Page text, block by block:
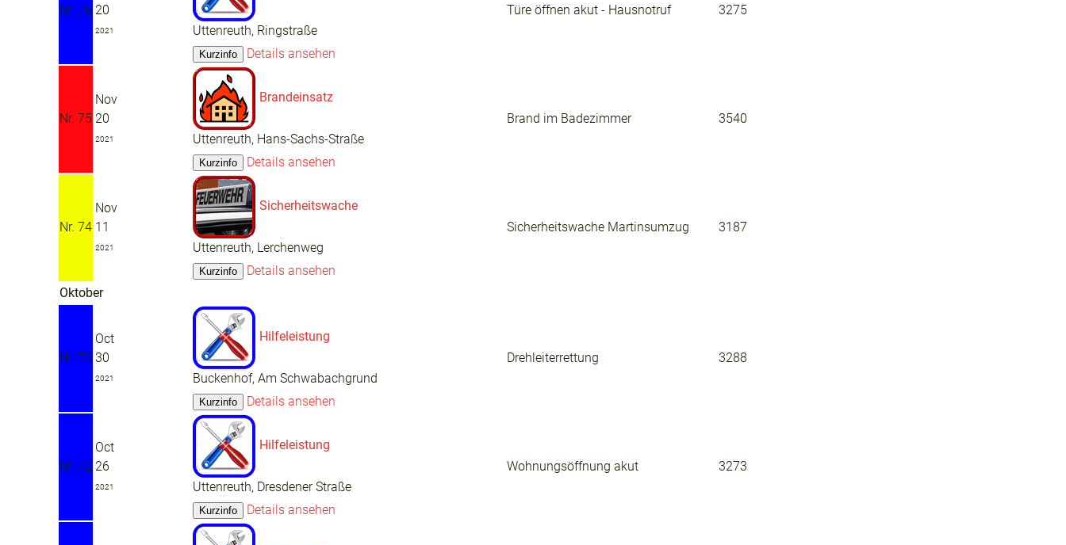
Nr. 76 20
2021
Uttenreuth, Ringstraße
Details ansehen
Türe öffnen akut - Hausnotruf 3275
Nr. 75
Nov
20
2021
Brandeinsatz
Uttenreuth, Hans-Sachs-Straße
Details ansehen
Brand im Badezimmer 3540
Nr. 74
Nov
11
2021
Sicherheitswache
Uttenreuth, Lerchenweg
Details ansehen
Sicherheitswache Martinsumzug 3187
Oktober
Nr. 73
Oct
30
2021
Hilfeleistung
Buckenhof, Am Schwabachgrund
Details ansehen
Drehleiterrettung 3288
Nr. 72
Oct
26
2021
Hilfeleistung
Uttenreuth, Dresdener Straße
Details ansehen
Wohnungsöffnung akut 3273